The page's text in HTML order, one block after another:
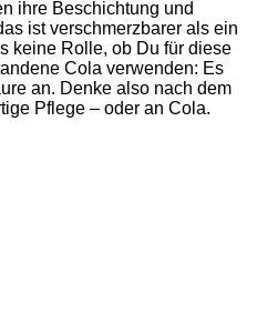
ihre Beschichtung und
ist verschmerzbarer als ein
keine Rolle, ob Du für diese
Cola verwenden: Es
an. Denke also nach dem
Pflege – oder an Cola.